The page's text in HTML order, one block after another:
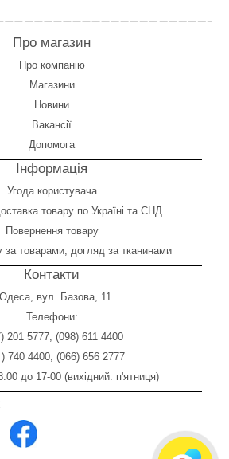
Про магазин
Про компанію
Магазини
Новини
Вакансії
Допомога
Інформація
Угода користувача
товару по Україні та СНД
Повернення товару
за товарами, догляд за тканинами
Контакти
вул. Базова, 11.
Телефони:
201 5777; (098) 611 4400
740 4400; (066) 656 2777
до 17-00 (вихідний: п'ятниця)